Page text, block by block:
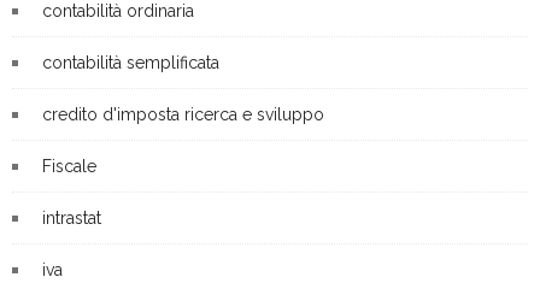
contabilità ordinaria
contabilità semplificata
credito d'imposta ricerca e sviluppo
Fiscale
intrastat
iva